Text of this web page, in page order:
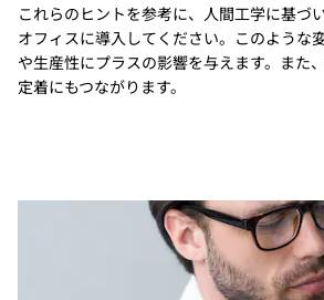
これらのヒントを参考に、人間工学に基づ
オフィスに導入してください。このような
や生産性にプラスの影響を与えます。また
定着にもつながります。